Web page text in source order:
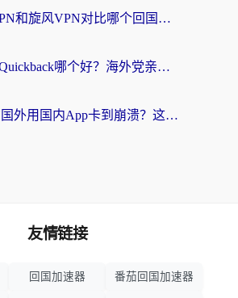
ChickCN VPN和旋风VPN对比哪个回国效果更好？海外党亲测实用指南
ChickCN和Quickback哪个好？海外党亲测回国加速器，轻松解锁国内资源（附避坑指南）
华为手机在国外用国内App卡到崩溃？这篇加速器指南帮你无缝刷剧打游戏
友情链接
回国加速器 番茄回国加速器